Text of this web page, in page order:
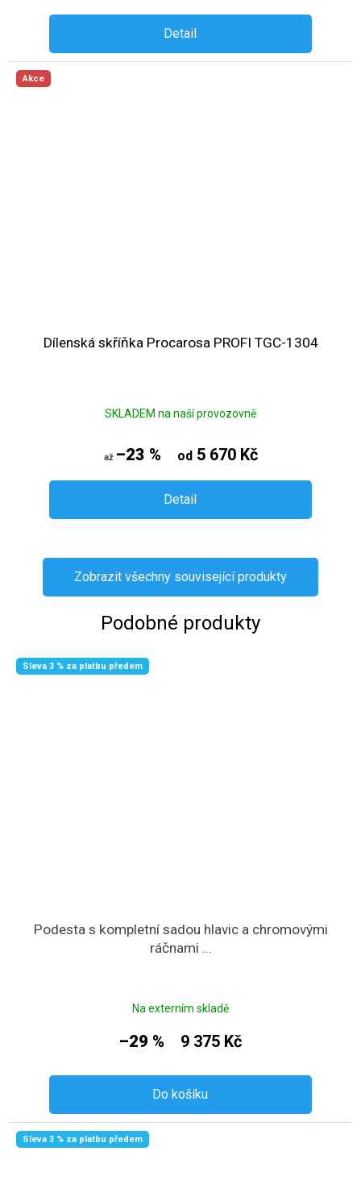
Detail
Akce
Dílenská skříňka Procarosa PROFI TGC-1304
SKLADEM na naší provozovně
až –23 % od5 670 Kč
Detail
Zobrazit všechny související produkty
Podobné produkty
Sleva 3 % za platbu předem
Podesta s kompletní sadou hlavic a chromovými
ráčnami ...
Na externím skladě
–29 % 9 375 Kč
Do košíku
Sleva 3 % za platbu předem